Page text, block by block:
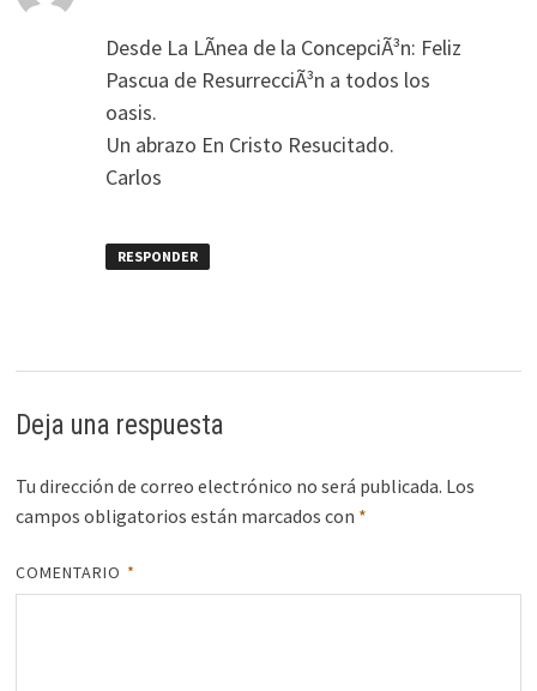
Desde La LÃ­nea de la ConcepciÃ³n: Feliz
Pascua de ResurrecciÃ³n a todos los
oasis.
Un abrazo En Cristo Resucitado.
Carlos
RESPONDER
Deja una respuesta
Tu dirección de correo electrónico no será publicada. Los
campos obligatorios están marcados con *
COMENTARIO *